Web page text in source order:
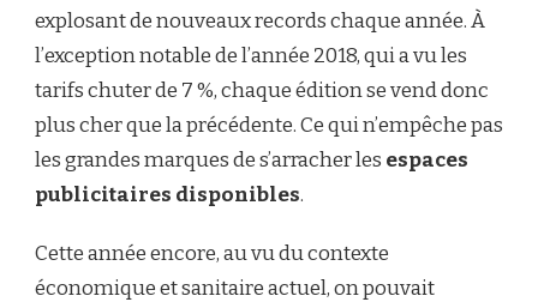
explosant de nouveaux records chaque année. À
l’exception notable de l’année 2018, qui a vu les
tarifs chuter de 7 %, chaque édition se vend donc
plus cher que la précédente. Ce qui n’empêche pas
les grandes marques de s’arracher les espaces
publicitaires disponibles.
Cette année encore, au vu du contexte
économique et sanitaire actuel, on pouvait